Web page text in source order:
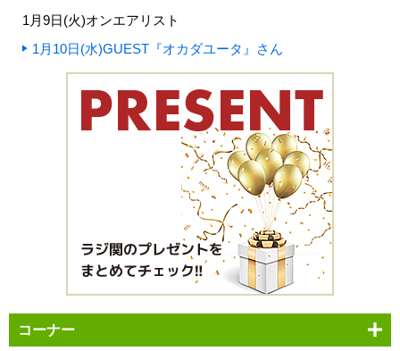
1月9日(火)オンエアリスト
1月10日(水)GUEST『オカダユータ』さん
コーナー